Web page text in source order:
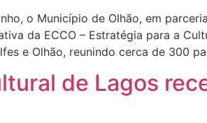
o Município de Olhão, em
da ECCO – Estratégia para a
e Olhão, reunindo cerca de 300
de Lagos